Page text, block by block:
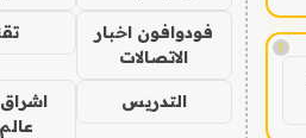
!
فودوافون اخبار
الاتصالات
التدريس
اشراق